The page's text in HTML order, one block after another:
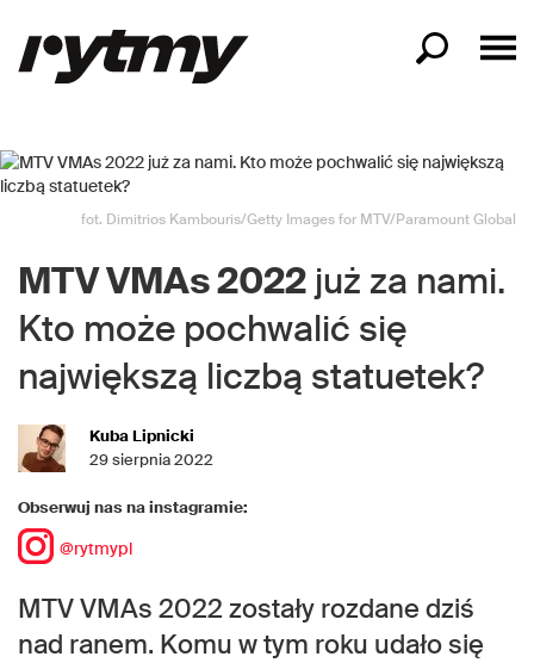
fot. Dimitrios Kambouris/Getty Images for MTV/Paramount Global
MTV VMAs 2022 już za nami.
Kto może pochwalić się
największą liczbą statuetek?
Kuba Lipnicki
29 sierpnia 2022
Obserwuj nas na instagramie:
@rytmypl
MTV VMAs 2022 zostały rozdane dziś
nad ranem. Komu w tym roku udało się